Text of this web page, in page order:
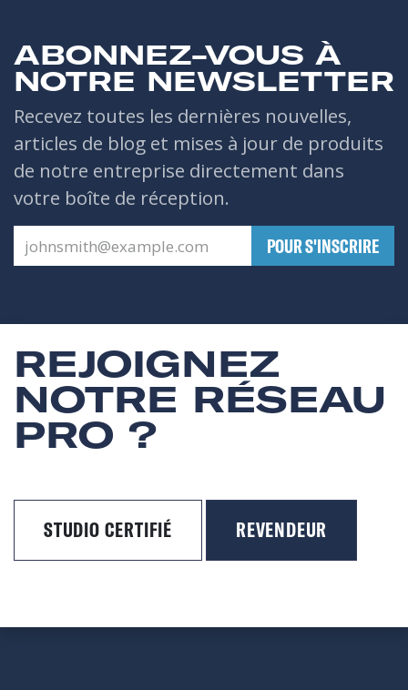
ABONNEZ-VOUS À
NOTRE NEWSLETTER
Recevez toutes les dernières nouvelles,
articles de blog et mises à jour de produits
de notre entreprise directement dans
votre boîte de réception.
​POUR S'INSCRIRE
REJOIGNEZ
NOTRE RÉSEAU
PRO ?
STUDIO CERTIFIÉ REVENDEUR